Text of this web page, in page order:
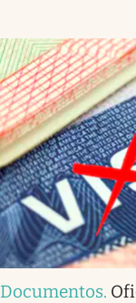
Documentos.